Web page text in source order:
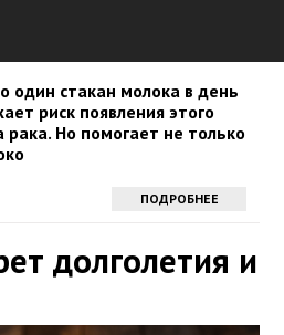
один стакан молока в день
риск появления этого
рака. Но помогает не только
ПОДРОБНЕЕ
долголетия и